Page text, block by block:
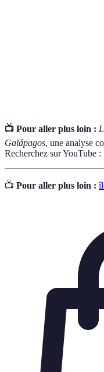
📺 Pour aller plus loin :
Galápagos, une analyse
Recherchez sur YouTube
📺 Pour aller plus loin :